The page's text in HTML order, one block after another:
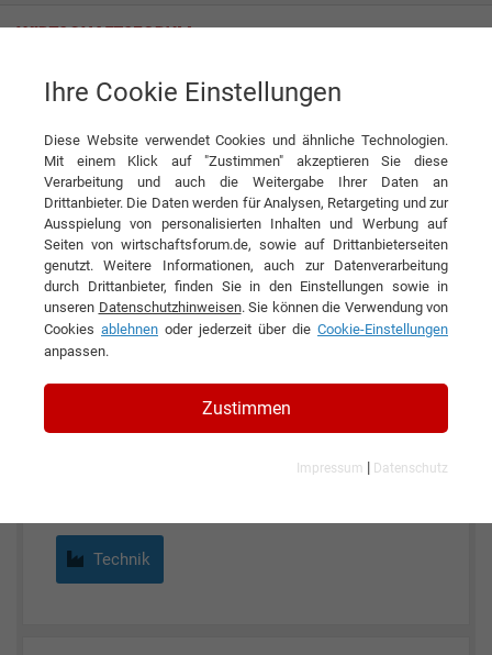
BECOM Electronics GmbH
KONTAKT
BECOM Electronics GmbH
Technik
Ihre Cookie Einstellungen
Diese Website verwendet Cookies und ähnliche Technologien.
Mit einem Klick auf "Zustimmen" akzeptieren Sie diese
Verarbeitung und auch die Weitergabe Ihrer Daten an
Drittanbieter. Die Daten werden für Analysen, Retargeting und zur
Ausspielung von personalisierten Inhalten und Werbung auf
Seiten von wirtschaftsforum.de, sowie auf Drittanbieterseiten
genutzt. Weitere Informationen, auch zur Datenverarbeitung
durch Drittanbieter, finden Sie in den Einstellungen sowie in
unseren Datenschutzhinweisen. Sie können die Verwendung von
Cookies ablehnen oder jederzeit über die Cookie-Einstellungen
anpassen.
Zustimmen
Impressum | Datenschutz